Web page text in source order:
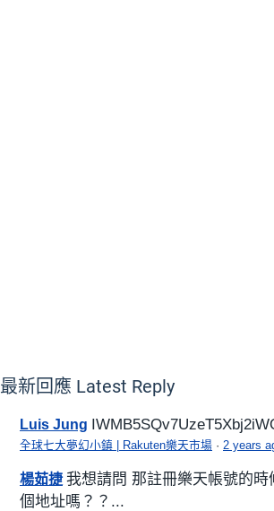
最新回應 Latest Reply
Luis Jung
全球七大夢幻小鎮 | Rakuten樂天市場 · 2 years
楊茹捷 我想請問 那註冊樂天帳號的
個地址嗎？？...